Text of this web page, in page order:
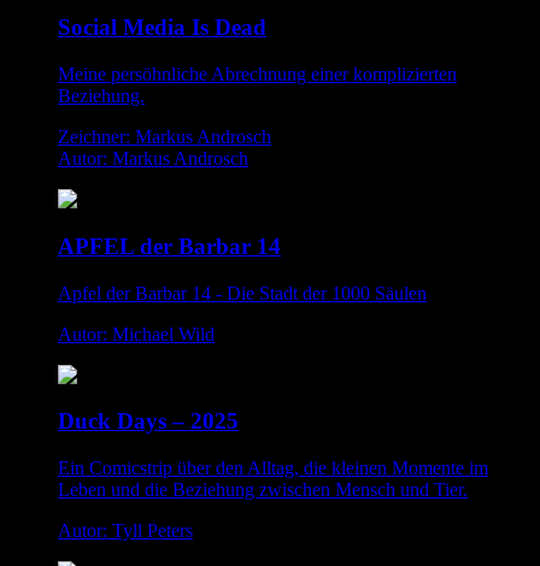
Social Media Is Dead
Meine persöhnliche Abrechnung einer komplizierten
Beziehung.
Zeichner: Markus Androsch
Autor: Markus Androsch
APFEL der Barbar 14
Apfel der Barbar 14 - Die Stadt der 1000 Säulen
Autor: Michael Wild
Duck Days – 2025
Ein Comicstrip über den Alltag, die kleinen Momente im
Leben und die Beziehung zwischen Mensch und Tier.
Autor: Tyll Peters